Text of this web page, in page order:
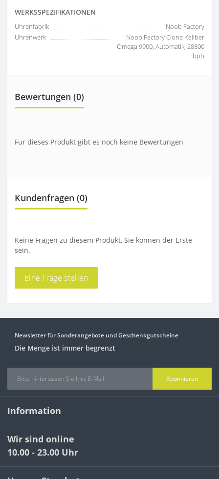
WERKSSPEZIFIKATIONEN
Uhrenfabrik
Noob Factory
Uhrenwerk
Noob Factory Clone Kaliber
Omega 9900, Automatik, 28800
bph
Bewertungen (0)
Für dieses Produkt gibt es noch keine Bewertungen
Kundenfragen (0)
Keine Fragen zu diesem Produkt, Sie können der Erste
sein.
Eine Frage stellen
Newsletter für Sonderangebote und Geschenkgutscheine
Die Menge ist immer begrenzt
Abonnieren
Information
Wir sind online
10.00 - 23.00 Uhr